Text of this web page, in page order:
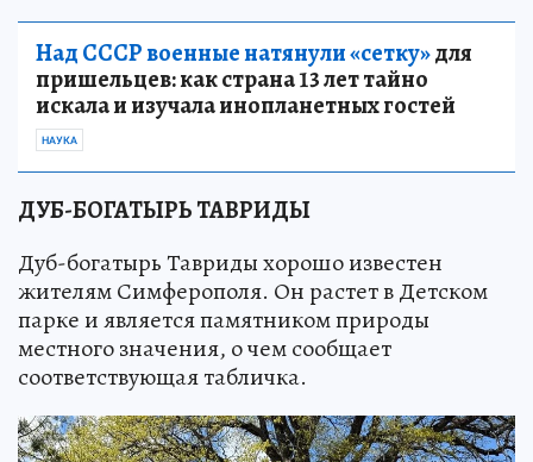
Над СССР военные натянули «сетку»для
пришельцев: как страна 13 лет тайно
искала и изучала инопланетных гостей
НАУКА
ДУБ-БОГАТЫРЬ ТАВРИДЫ
Дуб-богатырь Тавриды хорошо известен
жителям Симферополя. Он растет в Детском
парке и является памятником природы
местного значения, о чем сообщает
соответствующая табличка.